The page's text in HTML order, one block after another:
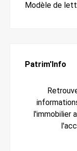
Modèle de
Patrim'Info
l'immobilier